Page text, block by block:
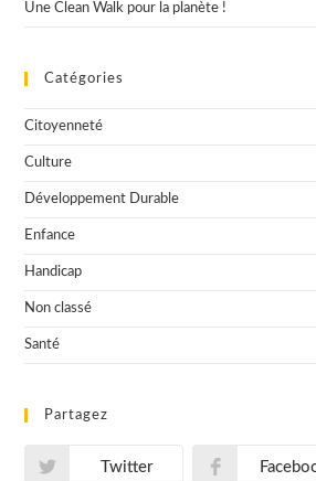
Une Clean Walk pour la planète !
Catégories
Citoyenneté
Culture
Développement Durable
Enfance
Handicap
Non classé
Santé
Partagez
Twitter